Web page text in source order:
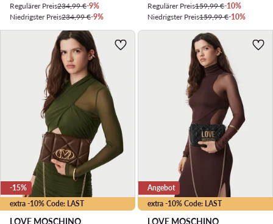
Regulärer Preis234,99 €-9%
Niedrigster Preis234,99 €-9%
Regulärer Preis159,99 €-10%
Niedrigster Preis159,99 €-10%
extra -10% Code: LAST
-15%
LOVE MOSCHINO
extra -10% Code: LAST
Angebot
LOVE MOSCHINO